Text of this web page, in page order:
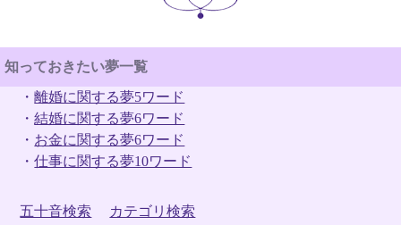
知っておきたい夢一覧
・離婚に関する夢5ワード
・結婚に関する夢6ワード
・ お金に関する夢6ワード
・仕事に関する夢10ワード
五十音検索 カテゴリ検索